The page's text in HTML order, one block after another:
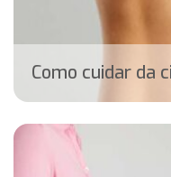
Como cuidar da